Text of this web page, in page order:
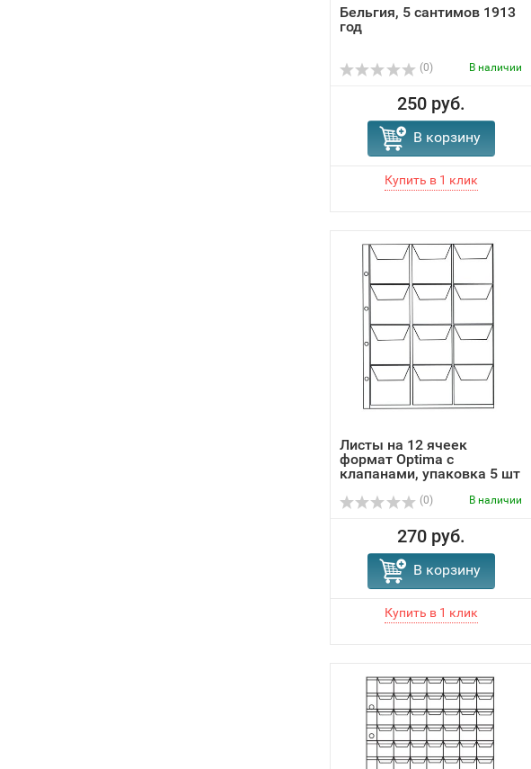
Бельгия, 5 сантимов 1913
год
(0) В наличии
250 руб.
В корзину
Листы на 12 ячеек
формат Optima с
клапанами, упаковка 5 шт
(0) В наличии
270 руб.
В корзину